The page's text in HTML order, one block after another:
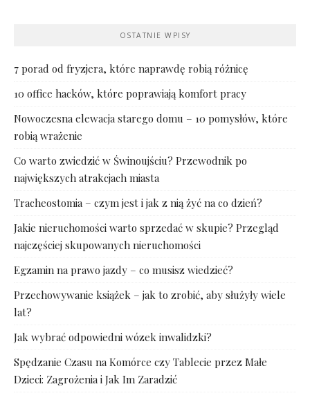
OSTATNIE WPISY
7 porad od fryzjera, które naprawdę robią różnicę
10 office hacków, które poprawiają komfort pracy
Nowoczesna elewacja starego domu – 10 pomysłów, które
robią wrażenie
Co warto zwiedzić w Świnoujściu? Przewodnik po
największych atrakcjach miasta
Tracheostomia – czym jest i jak z nią żyć na co dzień?
Jakie nieruchomości warto sprzedać w skupie? Przegląd
najczęściej skupowanych nieruchomości
Egzamin na prawo jazdy – co musisz wiedzieć?
Przechowywanie książek – jak to zrobić, aby służyły wiele
lat?
Jak wybrać odpowiedni wózek inwalidzki?
Spędzanie Czasu na Komórce czy Tablecie przez Małe
Dzieci: Zagrożenia i Jak Im Zaradzić